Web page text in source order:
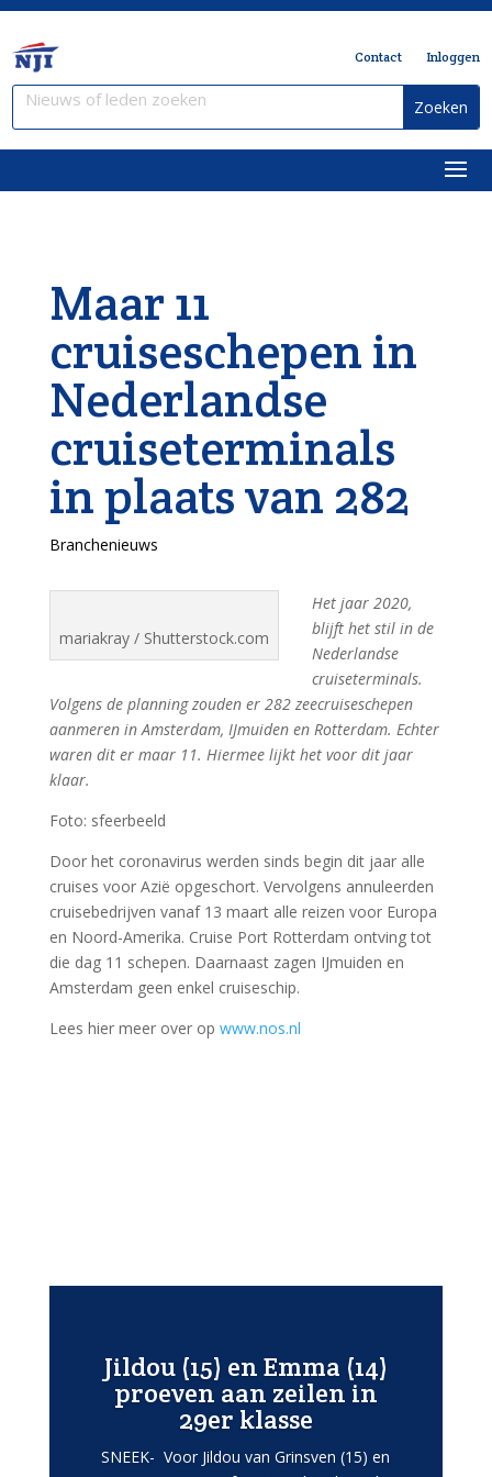
Contact Inloggen
Maar 11
cruiseschepen in
Nederlandse
cruiseterminals
in plaats van 282
Branchenieuws
mariakray / Shutterstock.com
Het jaar 2020,
blijft het stil in de
Nederlandse
cruiseterminals.
Volgens de planning zouden er 282 zeecruiseschepen
aanmeren in Amsterdam, IJmuiden en Rotterdam. Echter
waren dit er maar 11. Hiermee lijkt het voor dit jaar
klaar.
Foto: sfeerbeeld
Door het coronavirus werden sinds begin dit jaar alle
cruises voor Azië opgeschort. Vervolgens annuleerden
cruisebedrijven vanaf 13 maart alle reizen voor Europa
en Noord-Amerika. Cruise Port Rotterdam ontving tot
die dag 11 schepen. Daarnaast zagen IJmuiden en
Amsterdam geen enkel cruiseschip.
Lees hier meer over op www.nos.nl
Jildou (15) en Emma (14)
proeven aan zeilen in
29er klasse
SNEEK- Voor Jildou van Grinsven (15) en